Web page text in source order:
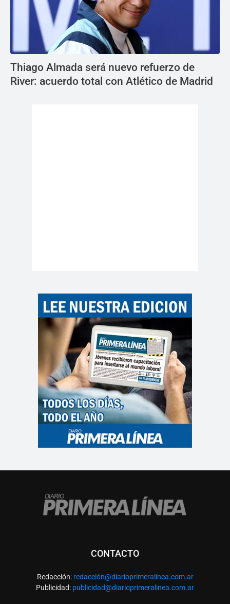
Thiago Almada será nuevo refuerzo de
River: acuerdo total con Atlético de Madrid
CONTACTO
Redacción: redacción@diarioprimeralinea.com.ar
Publicidad: publicidad@diarioprimeralinea.com.ar